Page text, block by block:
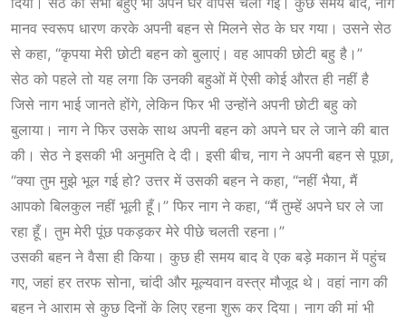
मानव स्वरूप धारण करके अपनी बहन से मिलने सेठ के घर गया। उसने सेठ
से कहा, “कृपया मेरी छोटी बहन को बुलाएं। वह आपकी छोटी बहु है।”
सेठ को पहले तो यह लगा कि उनकी बहुओं में ऐसी कोई औरत ही नहीं है
जिसे नाग भाई जानते होंगे, लेकिन फिर भी उन्होंने अपनी छोटी बहु को
बुलाया। नाग ने फिर उसके साथ अपनी बहन को अपने घर ले जाने की बात
की। सेठ ने इसकी भी अनुमति दे दी। इसी बीच, नाग ने अपनी बहन से पूछा,
“क्या तुम मुझे भूल गई हो? उत्तर में उसकी बहन ने कहा, “नहीं भैया, मैं
आपको बिलकुल नहीं भूली हूँ।” फिर नाग ने कहा, “मैं तुम्हें अपने घर ले जा
रहा हूँ। तुम मेरी पूंछ पकड़कर मेरे पीछे चलती रहना।”
उसकी बहन ने वैसा ही किया। कुछ ही समय बाद वे एक बड़े मकान में पहुंच
गए, जहां हर तरफ सोना, चांदी और मूल्यवान वस्त्र मौजूद थे। वहां नाग की
बहन ने आराम से कुछ दिनों के लिए रहना शुरू कर दिया। नाग की मां भी